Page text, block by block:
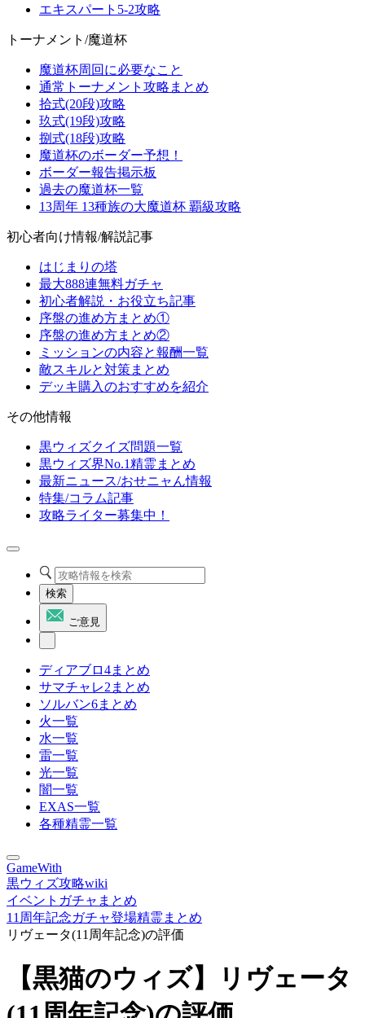
エキスパート5-2攻略
トーナメント/魔道杯
魔道杯周回に必要なこと
通常トーナメント攻略まとめ
拾式(20段)攻略
玖式(19段)攻略
捌式(18段)攻略
魔道杯のボーダー予想！
ボーダー報告掲示板
過去の魔道杯一覧
13周年 13種族の大魔道杯 覇級攻略
初心者向け情報/解説記事
はじまりの塔
最大888連無料ガチャ
初心者解説・お役立ち記事
序盤の進め方まとめ①
序盤の進め方まとめ②
ミッションの内容と報酬一覧
敵スキルと対策まとめ
デッキ購入のおすすめを紹介
その他情報
黒ウィズクイズ問題一覧
黒ウィズ界No.1精霊まとめ
最新ニュース/おせニャん情報
特集/コラム記事
攻略ライター募集中！
検索
ご意見
ディアブロ4まとめ
サマチャレ2まとめ
ソルバン6まとめ
火一覧
水一覧
雷一覧
光一覧
闇一覧
EXAS一覧
各種精霊一覧
GameWith
黒ウィズ攻略wiki
イベントガチャまとめ
11周年記念ガチャ登場精霊まとめ
リヴェータ(11周年記念)の評価
【黒猫のウィズ】リヴェータ